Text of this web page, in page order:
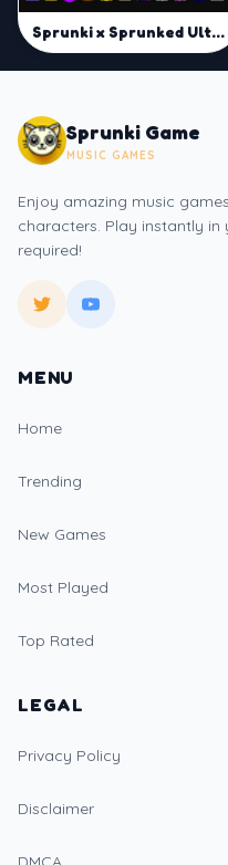
Sprunki x Sprunked Ultra
MUSIC GAMES
Enjoy amazing music
MENU
LEGAL